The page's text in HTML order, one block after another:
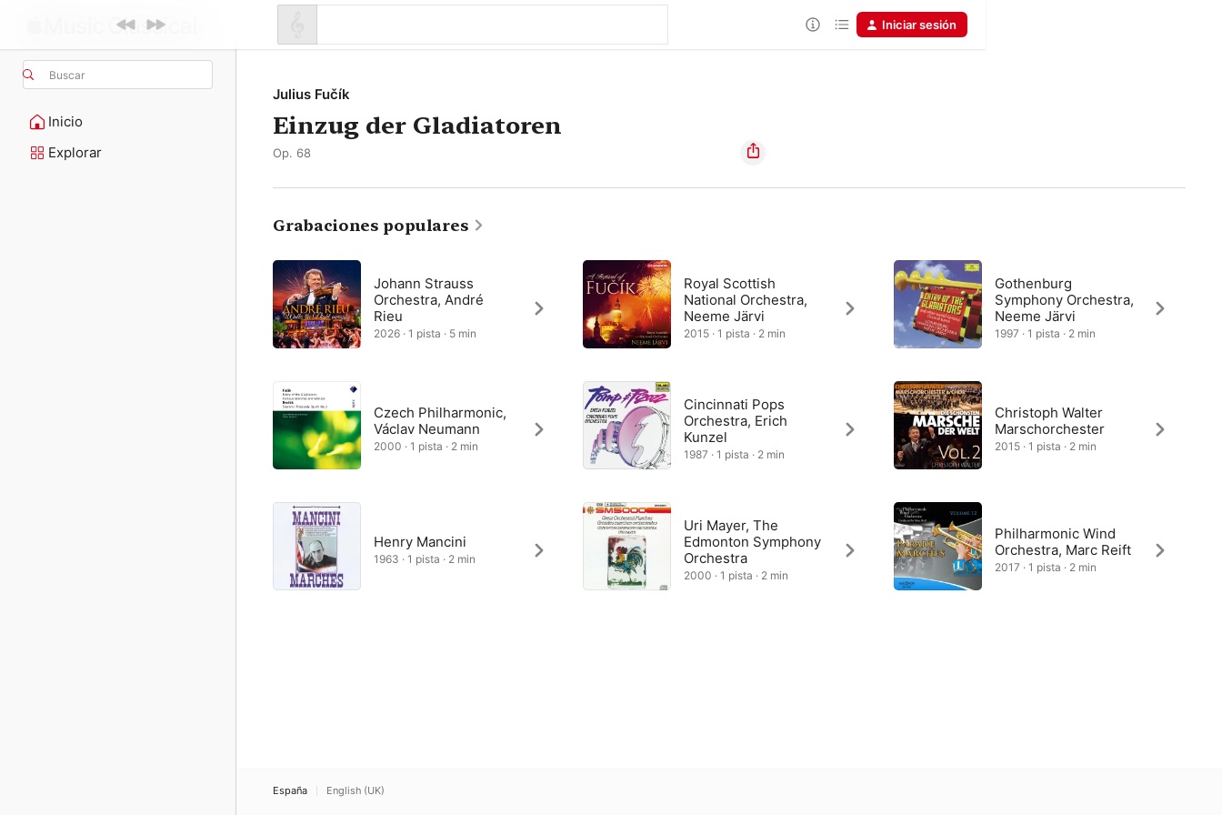
Buscar
Inicio
Explorar
Iniciar sesión
Julius Fučík
Einzug der Gladiatoren
Op. 68
Grabaciones populares
Johann Strauss
Orchestra, André
Rieu
2026 · 1 pista · 5 min
Czech Philharmonic,
Václav Neumann
2000 · 1 pista · 2 min
Henry Mancini
1963 · 1 pista · 2 min
Royal Scottish
National Orchestra,
Neeme Järvi
2015 · 1 pista · 2 min
Cincinnati Pops
Orchestra, Erich
Kunzel
1987 · 1 pista · 2 min
Uri Mayer, The
Edmonton Symphony
Orchestra
2000 · 1 pista · 2 min
Gothenburg
Symphony Orchestra,
Neeme Järvi
1997 · 1 pista · 2 min
Christoph Walter
Marschorchester
2015 · 1 pista · 2 min
Philharmonic Wind
Orchestra, Marc Reift
2017 · 1 pista · 2 min
España English (UK)